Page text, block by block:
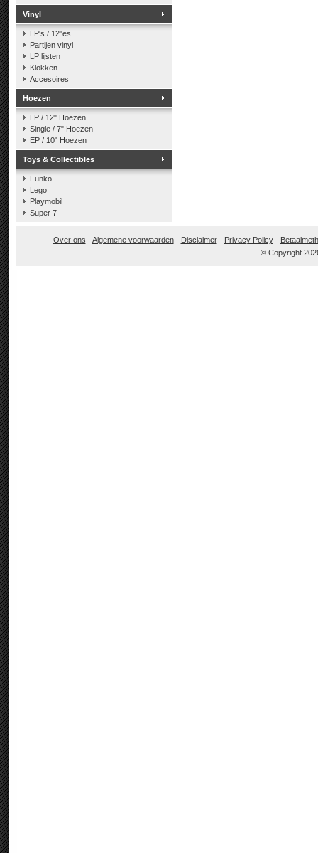
Vinyl
LP's / 12"es
Partijen vinyl
LP lijsten
Klokken
Accesoires
Hoezen
LP / 12" Hoezen
Single / 7" Hoezen
EP / 10" Hoezen
Toys & Collectibles
Funko
Lego
Playmobil
Super 7
Over ons -Algemene voorwaarden- Disclaimer- Privacy Policy-
© Copyright